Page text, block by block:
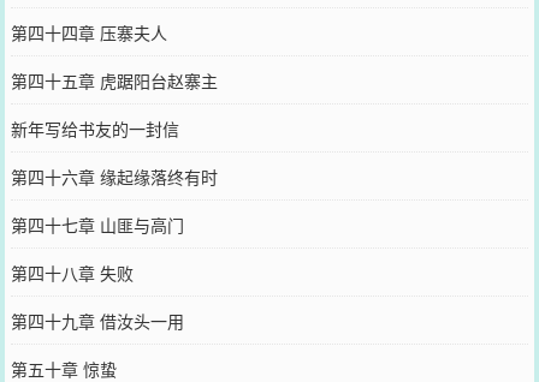
第四十四章 压寨夫人
第四十五章 虎踞阳台赵寨主
新年写给书友的一封信
第四十六章 缘起缘落终有时
第四十七章 山匪与高门
第四十八章 失败
第四十九章 借汝头一用
第五十章 惊蛰